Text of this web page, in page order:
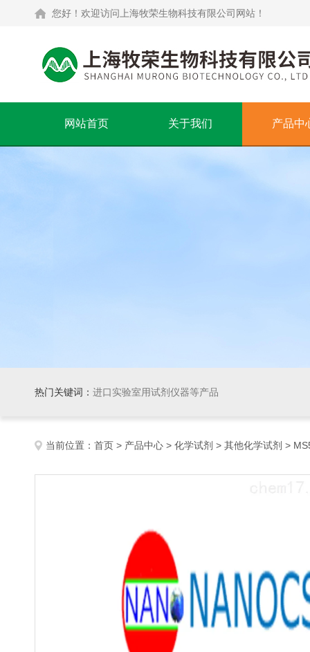
您好！欢迎访问上海牧荣生物科技有限公司网站！
网站首页 关于我们 产品中
热门关键词： 进口实验室用试剂仪器等产品
当前位置： 首页 > 产品中心 > 化学试剂 > 其他化学试剂 >